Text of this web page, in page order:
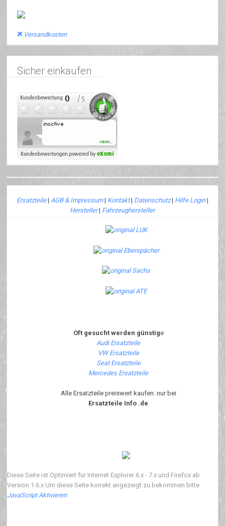
Versandkosten
Sicher einkaufen
Ersatzteile| AGB & Impressum| Kontakt| Datenschutz| Hilfe Login|
Hersteller| Fahrzeughersteller
Oft gesucht werden günstige
Audi Ersatzteile
VW Ersatzteile
Seat Ersatzteile
Mercedes Ersatzteile
Alle Ersatzteile preiswert kaufen: nur bei
Ersatzteile Info .de
Diese Seite ist Optimiert für Internet Explorer 6.x - 7.x und Firefox ab
Version 1.6.x Um diese Seite korrekt angezeigt zu bekommen bitte
JavaScript Aktivieren